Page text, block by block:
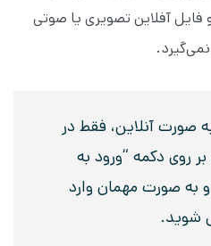
آفلاین تصویری یا صوتی
صورت آنلاین، فقط در
روی دکمه “ورود به
به صورت مهمان وارد
شوید.